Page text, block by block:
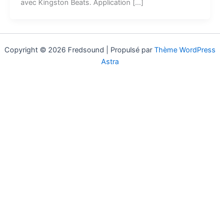
avec Kingston Beats. Application […]
Copyright © 2026 Fredsound | Propulsé par Thème WordPress
Astra